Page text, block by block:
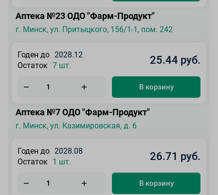
Аптека №23 ОДО "Фарм-Продукт"
г. Минск, ул. Притыцкого, 156/1-1, пом. 242
Годен до 2028.12
Остаток 7 шт. 25.44 руб.
В корзину
Аптека №7 ОДО "Фарм-Продукт"
г. Минск, ул. Казимировская, д. 6
Годен до 2028.08
Остаток
1 шт. 26.71 руб.
В корзину